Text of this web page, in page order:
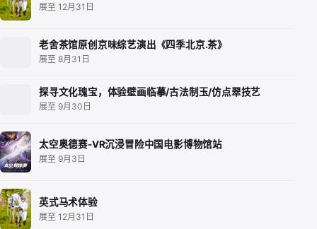
展至 12月31日
老舍茶馆原创京味综艺演出《四季北京.茶》
展至 8月31日
探寻文化瑰宝，体验壁画临摹/古法制玉/仿点翠技艺
展至 9月30日
太空奥德赛-VR沉浸冒险中国电影博物馆站
展至 9月3日
英式马术体验
展至 12月31日